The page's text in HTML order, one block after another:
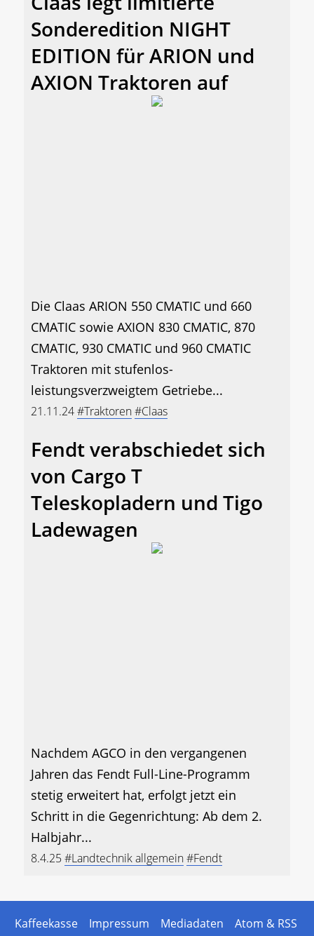
Sonderedition NIGHT
EDITION für ARION und
AXION Traktoren auf
Die Claas ARION 550 CMATIC und 660
CMATIC sowie AXION 830 CMATIC, 870
CMATIC, 930 CMATIC und 960 CMATIC
Traktoren mit stufenlos-
leistungsverzweigtem Getriebe...
21.11.24#Traktoren#Claas
Fendt verabschiedet sich
von Cargo T
Teleskopladern und Tigo
Ladewagen
Nachdem AGCO in den vergangenen
Jahren das Fendt Full-Line-Programm
stetig erweitert hat, erfolgt jetzt ein
Schritt in die Gegenrichtung: Ab dem 2.
Halbjahr...
8.4.25#Landtechnik allgemein#Fendt
Kaffeekasse Impressum Mediadaten
Atom & RSS